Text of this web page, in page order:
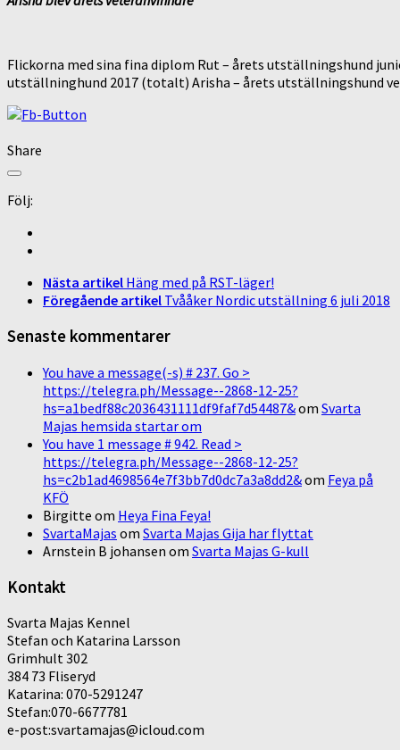
Flickorna med sina fina diplom Rut – årets utställningshund
utställninghund 2017 (totalt) Arisha – årets utställningshund
Share
Följ:
Nästa artikel Häng med på RST-läger!
Föregående artikel Tvååker Nordic utställning 6 juli 2018
Senaste kommentarer
You have a message(-s) # 237. Go >
https://telegra.ph/Message--2868-12-25?
hs=a1bedf88c2036431111df9faf7d54487&om Svarta
Majas hemsida startar om
You have 1 message # 942. Read >
https://telegra.ph/Message--2868-12-25?
hs=c2b1ad4698564e7f3bb7d0dc7a3a8dd2&om Feya på
KFÖ
Birgitte om Heya Fina Feya!
SvartaMajas om Svarta Majas Gija har flyttat
Arnstein B johansen om Svarta Majas G-kull
Kontakt
Svarta Majas Kennel
Stefan och Katarina Larsson
Grimhult 302
384 73 Fliseryd
Katarina: 070-5291247
Stefan:070-6677781
e-post:svartamajas@icloud.com